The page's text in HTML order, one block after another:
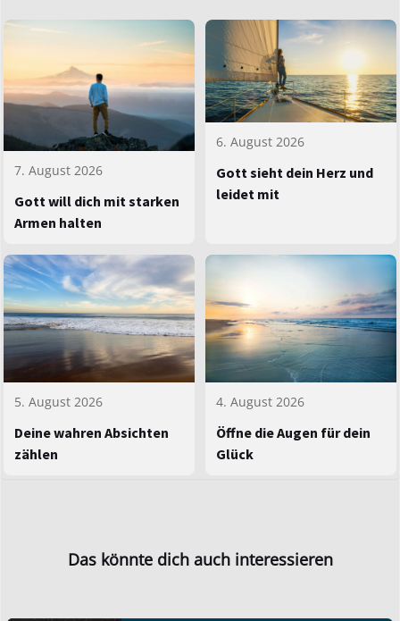
7. August 2026
Gott will dich mit starken
Armen halten
6. August 2026
Gott sieht dein Herz und
leidet mit
5. August 2026
Deine wahren Absichten
zählen
4. August 2026
Öffne die Augen für dein
Glück
Das könnte dich auch interessieren